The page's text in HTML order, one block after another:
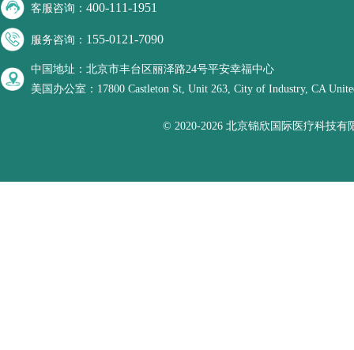
客服咨询：400-111-1951
服务咨询： 155-0121-7090
中国地址：北京市丰台区丽泽路24号平安幸福中心
美国办公室：17800 Castleton St, Unit 263, City of Industry, CA
© 2020-2026 北京锦欣国际医疗科